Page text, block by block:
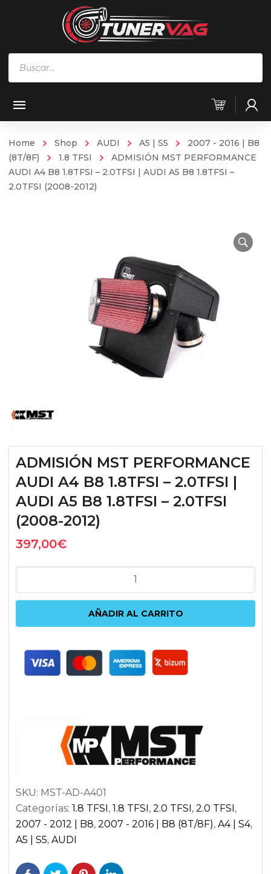
Home Shop AUDI A5 | S5
2007 - 2016 | B8
(8T/8F)
1.8 TFSI
ADMISIÓN MST PERFORMANCE
AUDI A4 B8 1.8TFSI – 2.0TFSI | AUDI A5 B8 1.8TFSI –
2.0TFSI (2008-2012)
ADMISIÓN MST PERFORMANCE
AUDI A4 B8 1.8TFSI – 2.0TFSI |
AUDI A5 B8 1.8TFSI – 2.0TFSI
(2008-2012)
397,00€
MST
AUDI
1.8TFSI
1.8TFSI
-
2.0TFSI
(2008-
2012)
AÑADIR AL CARRITO
SKU: MST-AD-A401
Categorías: 1.8 TFSI, 1.8 TFSI, 2.0 TFSI, 2.0 TFSI,
2007 - 2012 | B8, 2007 - 2016 | B8 (8T/8F), A4 | S4,
A5 | S5, AUDI